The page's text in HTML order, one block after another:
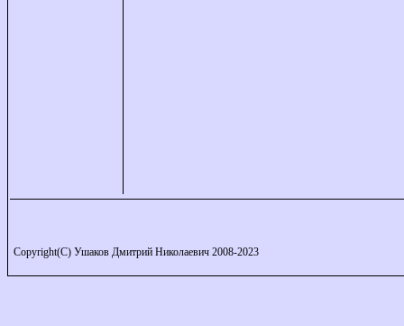
Copyright(C) Ушаков Дмитрий Николаевич 2008-2023